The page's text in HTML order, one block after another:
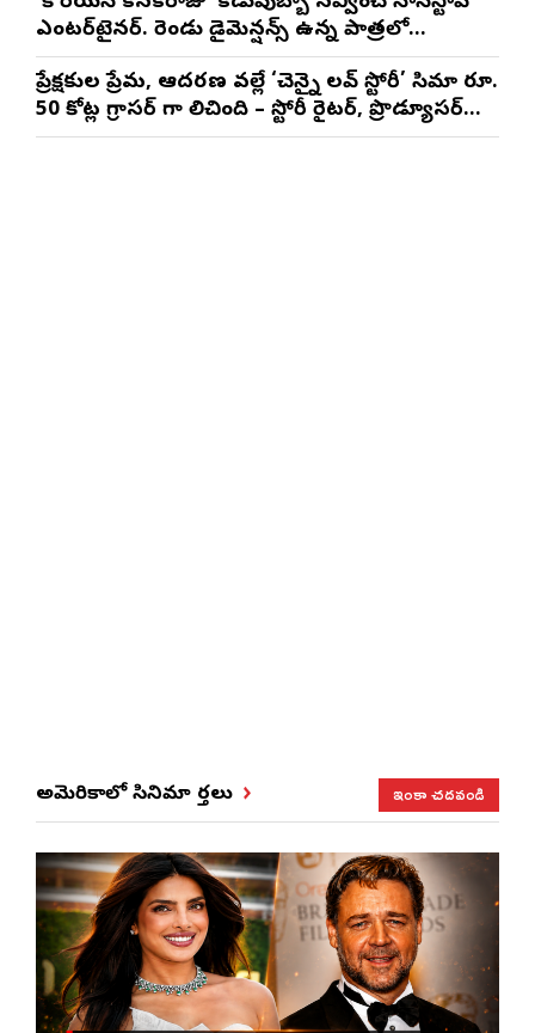
ఎంటర్‌టైనర్. రెండు డైమెన్షన్స్ ఉన్న పాత్రలో
నటించడం చాలా సంతృప్తినిచ్చింది : వరుణ్ తేజ్
ప్రేక్షకుల ప్రేమ, ఆదరణ వల్లే ‘చెన్నై లవ్ స్టోరీ’ సినిమా రూ.
50 కోట్ల గ్రాసర్ గా నిలిచింది – స్టోరీ రైటర్, ప్రొడ్యూసర్
సాయి రాజేష్
అమెరికాలో సినిమా వార్తలు ఇంకా చదవండి